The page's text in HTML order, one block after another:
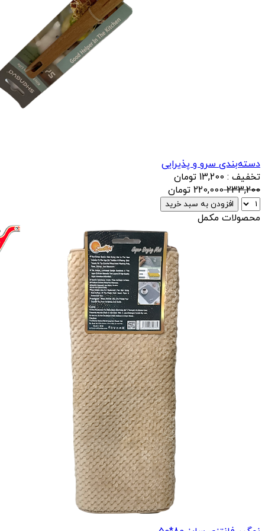
دسته‌بندی سرو و پذیرایی
تخفیف : 13,200 تومان
233,200
220,000 تومان
افزودن به سبد خرید
محصولات مکمل